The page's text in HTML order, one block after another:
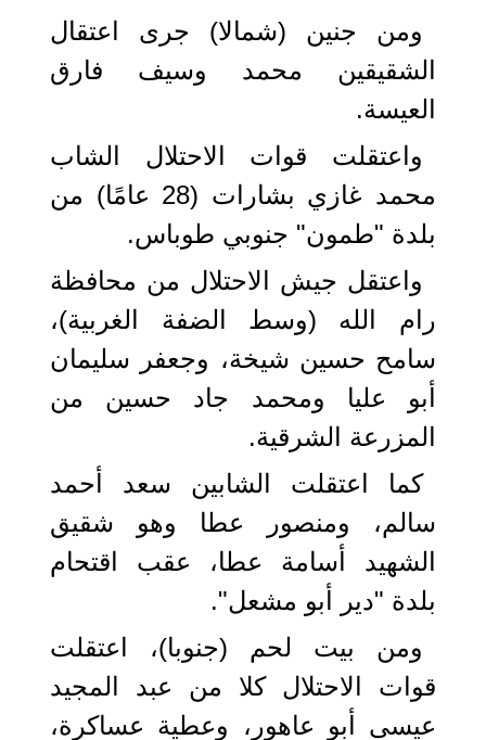
ومن جنين (شمالا) جرى اعتقال
الشقيقين محمد وسيف فارق
العيسة.
واعتقلت قوات الاحتلال الشاب
محمد غازي بشارات (28 عامًا) من
بلدة "طمون" جنوبي طوباس.
واعتقل جيش الاحتلال من محافظة
رام الله (وسط الضفة الغربية)،
سامح حسين شيخة، وجعفر سليمان
أبو عليا ومحمد جاد حسين من
المزرعة الشرقية.
كما اعتقلت الشابين سعد أحمد
سالم، ومنصور عطا وهو شقيق
الشهيد أسامة عطا، عقب اقتحام
بلدة "دير أبو مشعل".
ومن بيت لحم (جنوبا)، اعتقلت
قوات الاحتلال كلا من عبد المجيد
عيسى أبو عاهور، وعطية عساكرة،